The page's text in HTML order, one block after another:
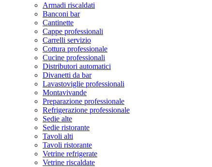
Armadi riscaldati
Banconi bar
Cantinette
Cappe professionali
Carrelli servizio
Cottura professionale
Cucine professionali
Distributori automatici
Divanetti da bar
Lavastoviglie professionali
Montavivande
Preparazione professionale
Refrigerazione professionale
Sedie alte
Sedie ristorante
Tavoli alti
Tavoli ristorante
Vetrine refrigerate
Vetrine riscaldate